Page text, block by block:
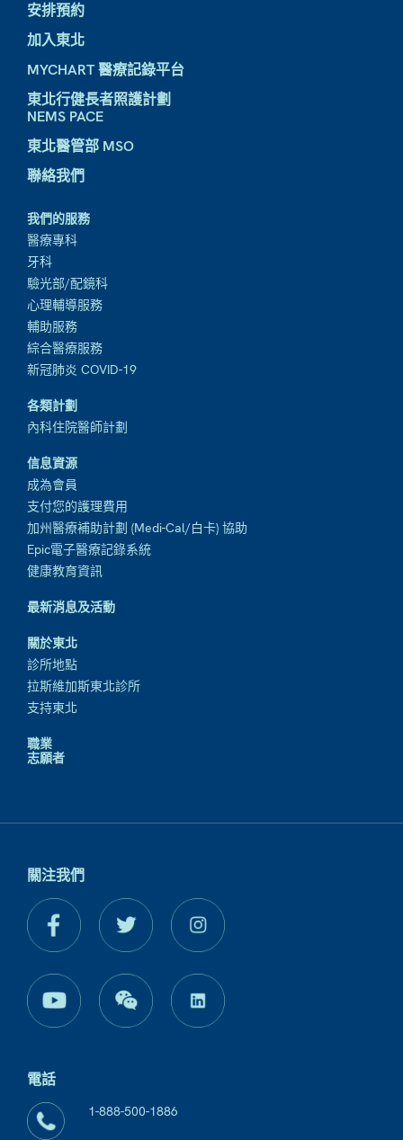
安排預約
加入東北
MYCHART 醫療記錄平台
東北行健長者照護計劃
NEMS PACE
東北醫管部 MSO
聯絡我們
我們的服務
醫療專科
牙科
驗光部/配鏡科
心理輔導服務
輔助服務
綜合醫療服務
新冠肺炎 COVID-19
各類計劃
內科住院醫師計劃
信息資源
成為會員
支付您的護理費用
加州醫療補助計劃 (Medi-Cal/白卡) 協助
Epic電子醫療記錄系統
健康教育資訊
最新消息及活動
關於東北
診所地點
拉斯維加斯東北診所
支持東北
職業
志願者
關注我們
電話
1-888-500-1886